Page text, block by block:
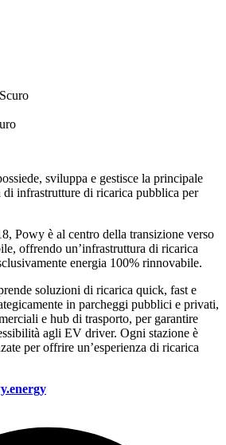
sviluppa e gestisce la principale
di infrastrutture di ricarica pubblica per
Powy è al centro della transizione verso
offrendo un’infrastruttura di ricarica
energia 100% rinnovabile.
soluzioni di ricarica quick, fast e
in parcheggi pubblici e privati,
e hub di trasporto, per garantire
agli EV driver. Ogni stazione è
per offrire un’esperienza di ricarica